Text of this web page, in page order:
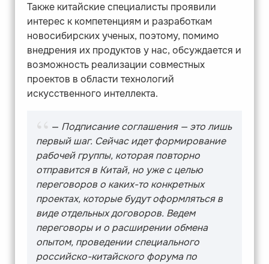
Также китайские специалисты проявили
интерес к компетенциям и разработкам
новосибирских ученых, поэтому, помимо
внедрения их продуктов у нас, обсуждается и
возможность реализации совместных
проектов в области технологий
искусственного интеллекта.
— Подписание соглашения — это лишь
первый шаг. Сейчас идет формирование
рабочей группы, которая повторно
отправится в Китай, но уже с целью
переговоров о каких-то конкретных
проектах, которые будут оформляться в
виде отдельных договоров. Ведем
переговоры и о расширении обмена
опытом, проведении специального
российско-китайского форума по